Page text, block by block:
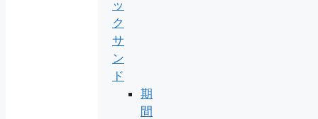
ッ
ク
サ
ン
ド
期
間